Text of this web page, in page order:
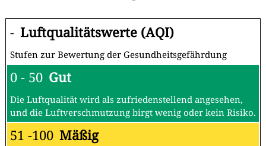
- Luftqualitätswerte (AQI)
Stufen zur Bewertung der Gesundheitsgefährdung
0 - 50 Gut
Die Luftqualität wird als zufriedenstellend angesehen,
und die Luftverschmutzung birgt wenig oder kein Risiko.
51 -100 Mäßig